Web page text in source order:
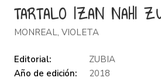
TARTALO IZAN NAHI
MONREAL, VIOLETA
Editorial:
ZUBIA
Año de edición:
2018